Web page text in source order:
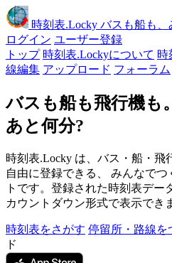
時刻表.Locky バスも船も、
ログイン ユーザー登録
トップ 時刻表.Lockyについて 時
線編集 アップロード フォーラム
バスも船も飛行機も
あと何分?
時刻表.Locky は、バス・船・飛
自由に登録できる、 みんなで
トです。登録された時刻表デー
カウントダウン形式で表示でき
時刻表をさがす 停留所・路線を
ド